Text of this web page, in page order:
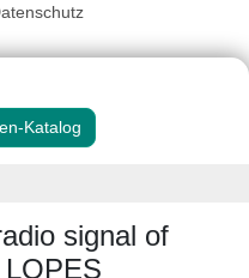
Katalog
signal of